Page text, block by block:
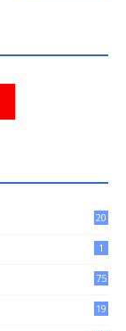
20
1
75
19